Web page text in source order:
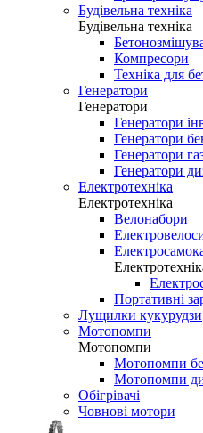
Будівельна техніка
Будівельна техніка
Компресори
Техніка для
Генератори
Генератори
Генератори
Генератори
Генератори
Генератори
Електротехніка
Електротехніка
Велонабори
Портативні
Лущилки кукурудзи
Мотопомпи
Мотопомпи
Мотопомпи
Мотопомпи
Обігрівачі
Човнові мотори